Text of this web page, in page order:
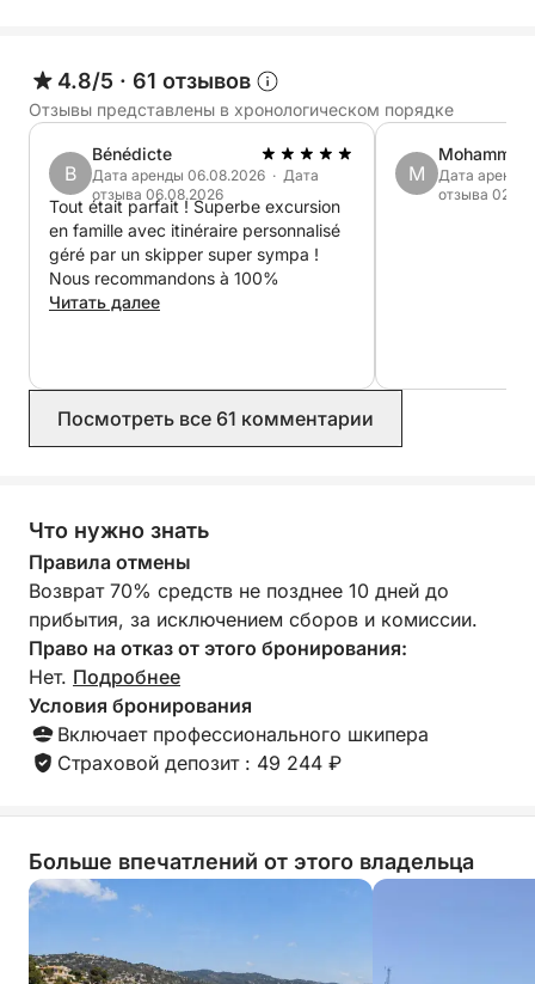
Скользите вдоль береговой линии, бросая якорь
там, где вас зовет вода. Купайтесь в невероятно
чистых бухтах, отдыхайте в тени под тихую
музыку или просто дрейфуйте и наслаждайтесь
всем этим. В течение дня у вас будет время
исследовать дальше, достигая мест, недоступных
для более коротких поездок.
- Позагорайте и отдохните на просторных зонах
отдыха
- Путешествуйте в своем собственном темпе по
протяжении всего путешествия
Что отличает этот опыт, так это безупречное
сочетание простоты и качества. Судно
современное, безупречно ухоженное и
спроектировано для комфорта и удобства, а опыт
местных жителей гарантирует, что вас направят к
лучшим местам на побережье. Благодаря
неизменно отличным отзывам и репутации
спланированные дни на воде, это тот вид отдыха,
который превращает отличный отпуск в
незабываемый.
4.8/5 · 61 отзывов
Отзывы представлены в хронологическом порядке
B
Bénédicte
Дата аренды 06.08.2026 · Дата
отзыва 06.08.2026
Tout était parfait ! Superbe excursion
en famille avec itinéraire personnalisé
géré par un skipper super sympa !
Nous recommandons à 100%
Читать далее
M
Mohammed
Дата аренды
отзыва
Посмотреть все 61 комментарии
Что нужно знать
Правила отмены
Возврат 70% средств не позднее 10 дней до
прибытия, за исключением сборов и комиссии.
Право на отказ от этого бронирования:
Нет. Подробнее
Условия бронирования
Включает профессионального шкипера
Страховой депозит : 49 244 ₽
Больше впечатлений от этого владельца